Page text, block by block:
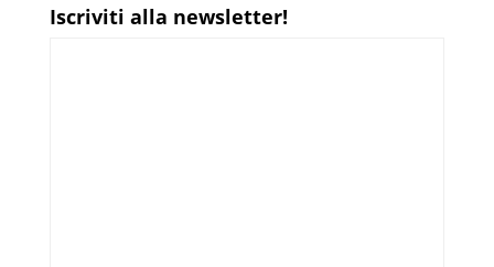
Iscriviti alla newsletter!